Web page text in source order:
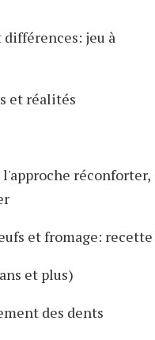
jeu à
et réalités
réconforter,
et fromage: recette
et plus)
des dents